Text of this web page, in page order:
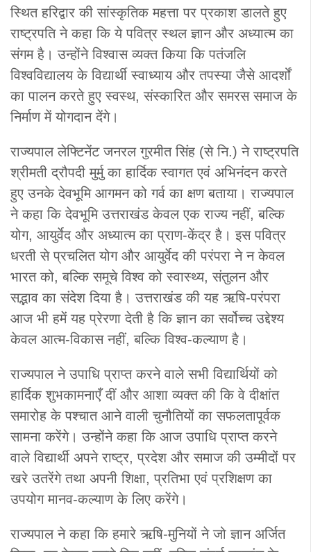
स्थित हरिद्वार की सांस्कृतिक महत्ता पर प्रकाश डालते हुए
राष्ट्रपति ने कहा कि ये पवित्र स्थल ज्ञान और अध्यात्म का
संगम है। उन्होंने विश्वास व्यक्त किया कि पतंजलि
विश्वविद्यालय के विद्यार्थी स्वाध्याय और तपस्या जैसे आदर्शों
का पालन करते हुए स्वस्थ, संस्कारित और समरस समाज के
निर्माण में योगदान देंगे।
राज्यपाल लेफ्टिनेंट जनरल गुरमीत सिंह (से नि.) ने राष्ट्रपति
श्रीमती द्रौपदी मुर्मु का हार्दिक स्वागत एवं अभिनंदन करते
हुए उनके देवभूमि आगमन को गर्व का क्षण बताया। राज्यपाल
ने कहा कि देवभूमि उत्तराखंड केवल एक राज्य नहीं, बल्कि
योग, आयुर्वेद और अध्यात्म का प्राण-केंद्र है। इस पवित्र
धरती से प्रचलित योग और आयुर्वेद की परंपरा ने न केवल
भारत को, बल्कि समूचे विश्व को स्वास्थ्य, संतुलन और
सद्भाव का संदेश दिया है। उत्तराखंड की यह ऋषि-परंपरा
आज भी हमें यह प्रेरणा देती है कि ज्ञान का सर्वोच्च उद्देश्य
केवल आत्म-विकास नहीं, बल्कि विश्व-कल्याण है।
राज्यपाल ने उपाधि प्राप्त करने वाले सभी विद्यार्थियों को
हार्दिक शुभकामनाएँ दीं और आशा व्यक्त की कि वे दीक्षांत
समारोह के पश्चात आने वाली चुनौतियों का सफलतापूर्वक
सामना करेंगे। उन्होंने कहा कि आज उपाधि प्राप्त करने
वाले विद्यार्थी अपने राष्ट्र, प्रदेश और समाज की उम्मीदों पर
खरे उतरेंगे तथा अपनी शिक्षा, प्रतिभा एवं प्रशिक्षण का
उपयोग मानव-कल्याण के लिए करेंगे।
राज्यपाल ने कहा कि हमारे ऋषि-मुनियों ने जो ज्ञान अर्जित